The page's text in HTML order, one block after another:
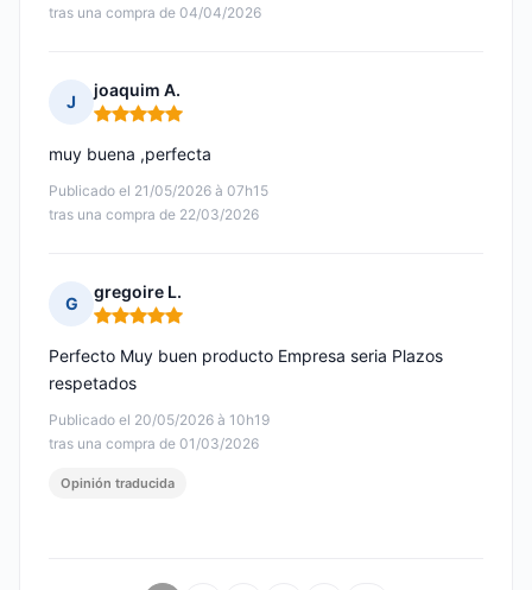
tras una compra de 04/04/2026
J
joaquim A.
Nota: 5 de 5
Publicado el 21/05/2026 à 07h15
tras una compra de 22/03/2026
muy buena ,perfecta
G
gregoire L.
Nota: 5 de 5
Publicado el 20/05/2026 à 10h19
tras una compra de 01/03/2026
Perfecto Muy buen producto Empresa seria Plazos
respetados
Opinión traducida